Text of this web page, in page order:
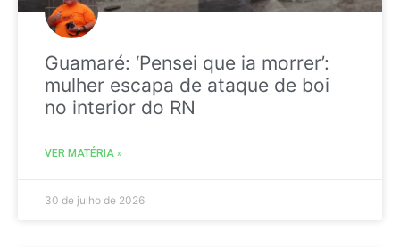
Guamaré: ‘Pensei que ia morrer’:
mulher escapa de ataque de boi
no interior do RN
VER MATÉRIA »
30 de julho de 2026